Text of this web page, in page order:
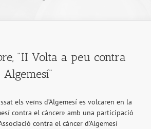
"II Volta a peu contra
els veïns d’Algemesí es volcaren en la
contra el càncer» amb una participació
contra el càncer d’Algemesí